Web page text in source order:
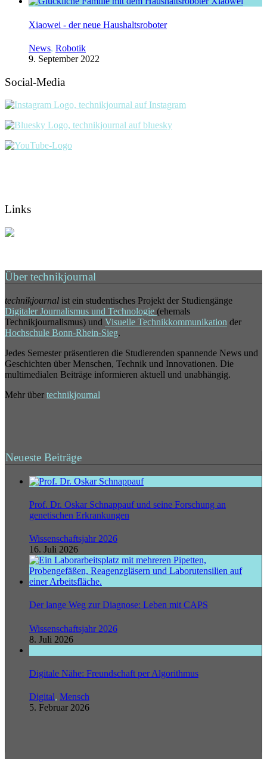
Xiaowei - der neue Haushaltsroboter
News, Robotik
9. September 2022
Social-Media
Links
Über technikjournal
technikjournal ist ein studentisches Projekt der Studiengänge
Digitaler Journalismus und Technologie (ehemals
Technikjournalismus) und Visuelle Technikkommunikation der
Hochschule Bonn-Rhein-Sieg.
Jedes Semester präsentieren die Studierenden spannende News und
Geschichten über Menschen, Technik und Innovationen. Die
multimedialen Beiträge informieren aktuell und unabhängig.
Mehr über technikjournal
Neueste Beiträge
Prof. Dr. Oskar Schnappauf und seine Forschung an
genetischen Erkrankungen
Wissenschaftsjahr 2026
16. Juli 2026
Der lange Weg zur Diagnose: Leben mit CAPS
Wissenschaftsjahr 2026
8. Juli 2026
Digitale Nähe: Freundschaft per Algorithmus
Digital, Mensch
5. Februar 2026